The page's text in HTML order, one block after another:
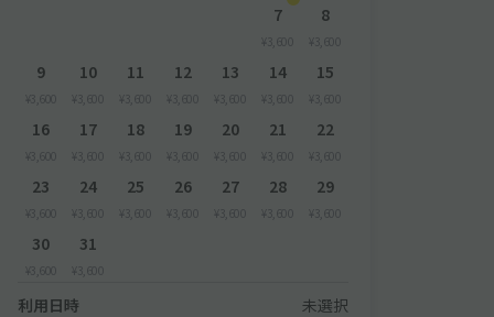
7
¥3,600
8
¥3,600
9
¥3,600
10
¥3,600
11
¥3,600
12
¥3,600
13
¥3,600
14
¥3,600
15
¥3,600
16
¥3,600
17
¥3,600
18
¥3,600
19
¥3,600
20
¥3,600
21
¥3,600
22
¥3,600
23
¥3,600
24
¥3,600
25
¥3,600
26
¥3,600
27
¥3,600
28
¥3,600
29
¥3,600
30
¥3,600
31
¥3,600
利用日時
未選択